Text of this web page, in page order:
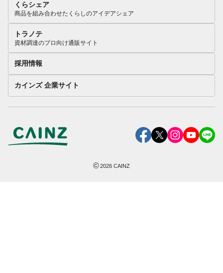
くらシェア
商品を組み合わせたくらしのアイデアシェア
トラノテ
資材調達のプロ向け通販サイト
採用情報
カインズ 企業サイト
©2026 CAINZ